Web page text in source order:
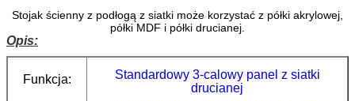
Stojak ścienny z podłogą z siatki może korzystać z półki akrylowej,
półki MDF i półki drucianej.
Opis:
Funkcja:
Standardowy 3-calowy panel z siatki
drucianej